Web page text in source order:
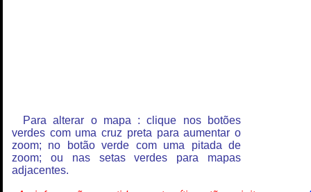
Para alterar o mapa : clique nos botões
verdes com uma cruz preta para aumentar o
zoom; no botão verde com uma pitada de
zoom; ou nas setas verdes para mapas
adjacentes.